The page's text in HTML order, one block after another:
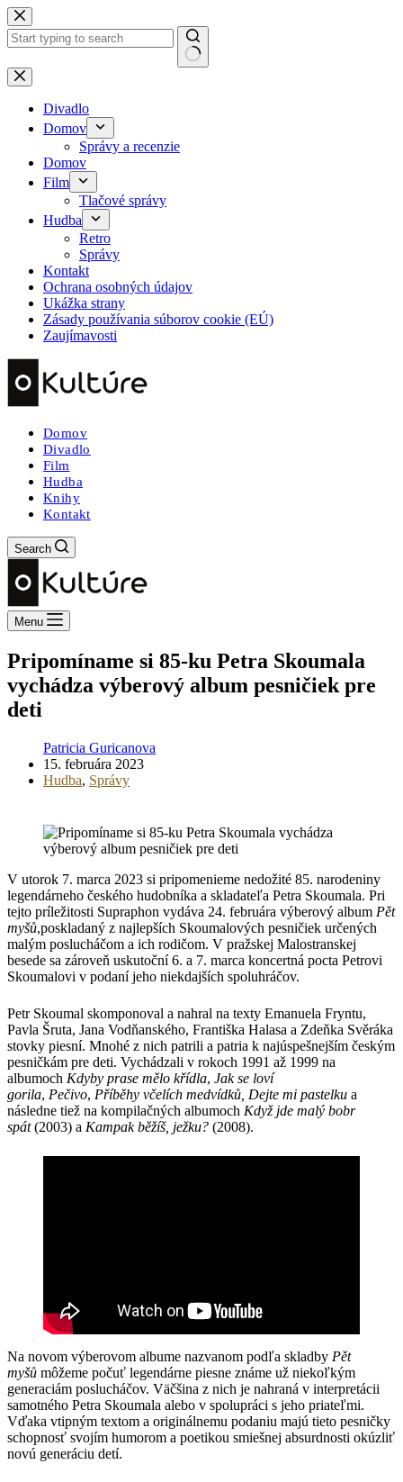
Skip
to
content
No
results
Divadlo
Domov
Správy a recenzie
Domov
Film
Tlačové správy
Hudba
Retro
Správy
Kontakt
Ochrana osobných údajov
Ukážka strany
Zásady používania súborov cookie (EÚ)
Zaujímavosti
Domov
Divadlo
Film
Hudba
Knihy
Kontakt
Search
Menu
Pripomíname si 85-ku Petra Skoumala
vychádza výberový album pesničiek pre
deti
Patricia Guricanova
15. februára 2023
Hudba, Správy
V utorok 7. marca 2023 si pripomenieme nedožité 85. narodeniny
legendárneho českého hudobníka a skladateľa Petra Skoumala. Pri
tejto príležitosti Supraphon vydáva 24. februára výberový album Pět
myšů,poskladaný z najlepších Skoumalových pesničiek určených
malým poslucháčom a ich rodičom. V pražskej Malostranskej
besede sa zároveň uskutoční 6. a 7. marca koncertná pocta Petrovi
Skoumalovi v podaní jeho niekdajších spoluhráčov.
Petr Skoumal skomponoval a nahral na texty Emanuela Fryntu,
Pavla Šruta, Jana Vodňanského, Františka Halasa a Zdeňka Svěráka
stovky piesní. Mnohé z nich patrili a patria k najúspešnejším českým
pesničkám pre deti. Vychádzali v rokoch 1991 až 1999 na
albumoch Kdyby prase mělo křídla, Jak se loví
gorila, Pečivo, Příběhy včelích medvídků, Dejte mi pastelku a
následne tiež na kompilačných albumoch Když jde malý bobr
spát(2003) a Kampak běžíš, ježku? (2008).
Na novom výberovom albume nazvanom podľa skladby Pět
myšů môžeme počuť legendárne piesne známe už niekoľkým
generaciám poslucháčov. Väčšina z nich je nahraná v interpretácii
samotného Petra Skoumala alebo v spolupráci s jeho priateľmi.
Vďaka vtipným textom a originálnemu podaniu majú tieto pesničky
schopnosť svojím humorom a poetikou smiešnej absurdnosti okúzliť
novú generáciu detí.